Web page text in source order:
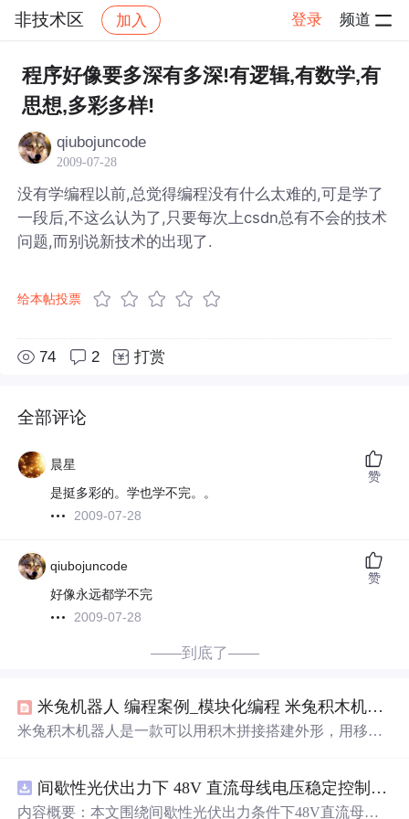
非技术区 加入 登录 频道
社区 非技术区 帖子详情
程序好像要多深有多深!有逻辑,有数学,有
思想,多彩多样!
qiubojuncode
2009-07-28
没有学编程以前,总觉得编程没有什么太难的,可是学了
一段后,不这么认为了,只要每次上csdn总有不会的技术
问题,而别说新技术的出现了.
给本帖投票
74 2 打赏
全部评论
晨星
是挺多彩的。学也学不完。。
2009-07-28
赞
qiubojuncode
好像永远都学不完
2009-07-28
赞
——到底了——
米兔机器人 编程案例_模块化编程 米兔积木机器人颜色传感器
米兔积木机器人是一款可以用积木拼接搭建外形，用移动
子和家长的喜爱。4月28日首款米兔积木机器人扩展包——
颜色传感器终于来了，搭配这款传感器后的米兔机器人将
间歇性光伏出力下 48V 直流母线电压稳定控制及储能双向充放电闭环调控体系研究（Simulink仿真实现）
内容概要：本文围绕间歇性光伏出力条件下48V直流母线